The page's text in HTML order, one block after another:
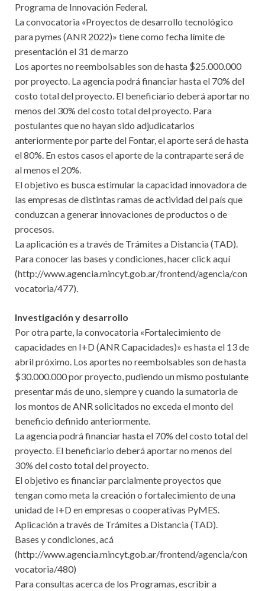
Programa de Innovación Federal.
La convocatoria «Proyectos de desarrollo tecnológico
para pymes (ANR 2022)» tiene como fecha límite de
presentación el 31 de marzo
Los aportes no reembolsables son de hasta $25.000.000
por proyecto. La agencia podrá financiar hasta el 70% del
costo total del proyecto. El beneficiario deberá aportar no
menos del 30% del costo total del proyecto. Para
postulantes que no hayan sido adjudicatarios
anteriormente por parte del Fontar, el aporte será de hasta
el 80%. En estos casos el aporte de la contraparte será de
al menos el 20%.
El objetivo es busca estimular la capacidad innovadora de
las empresas de distintas ramas de actividad del país que
conduzcan a generar innovaciones de productos o de
procesos.
La aplicación es a través de Trámites a Distancia (TAD).
Para conocer las bases y condiciones, hacer click aquí
(http://www.agencia.mincyt.gob.ar/frontend/agencia/con
vocatoria/477).
Investigación y desarrollo
Por otra parte, la convocatoria «Fortalecimiento de
capacidades en I+D (ANR Capacidades)» es hasta el 13 de
abril próximo. Los aportes no reembolsables son de hasta
$30.000.000 por proyecto, pudiendo un mismo postulante
presentar más de uno, siempre y cuando la sumatoria de
los montos de ANR solicitados no exceda el monto del
beneficio definido anteriormente.
La agencia podrá financiar hasta el 70% del costo total del
proyecto. El beneficiario deberá aportar no menos del
30% del costo total del proyecto.
El objetivo es financiar parcialmente proyectos que
tengan como meta la creación o fortalecimiento de una
unidad de I+D en empresas o cooperativas PyMES.
Aplicación a través de Trámites a Distancia (TAD).
Bases y condiciones, acá
(http://www.agencia.mincyt.gob.ar/frontend/agencia/con
vocatoria/480)
Para consultas acerca de los Programas, escribir a